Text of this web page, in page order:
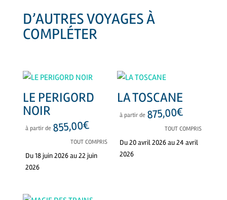
D’AUTRES VOYAGES À
COMPLÉTER
LE PERIGORD
NOIR
à partir de 855,00€
TOUT COMPRIS
Du 18 juin 2026 au 22 juin
2026
LA TOSCANE
à partir de 875,00€
TOUT COMPRIS
Du 20 avril 2026 au 24 avril
2026